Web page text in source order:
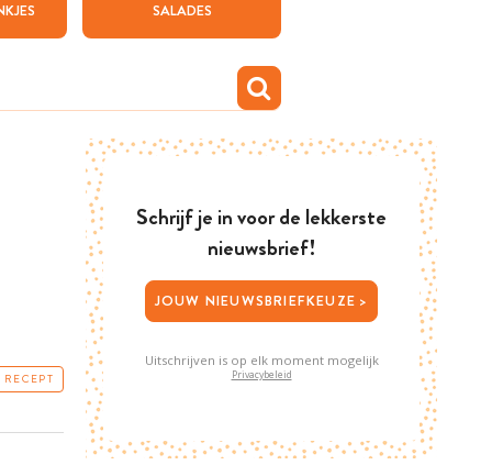
SALADES
Schrijf je in voor de lekkerste
nieuwsbrief!
JOUW NIEUWSBRIEFKEUZE >
Uitschrijven is op elk moment mogelijk
Privacybeleid